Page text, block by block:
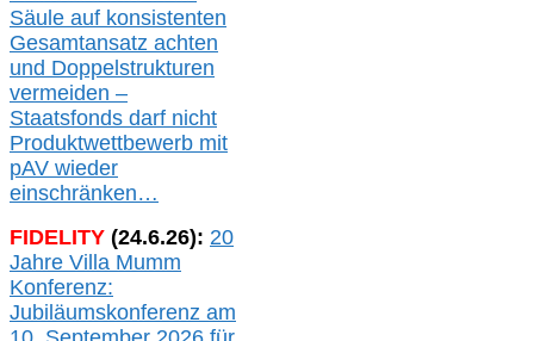
Säule auf konsistenten
Gesamtansatz achten
und Doppelstrukturen
vermeiden –
Staatsfonds darf nicht
Produktwettbewerb mit
pAV wieder
einschränken…
FIDELITY (24.6.26): 20
Jahre Villa Mumm
Konferenz:
Jubiläumskonferenz am